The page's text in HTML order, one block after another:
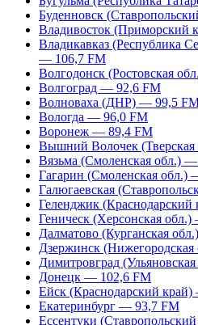
Буденновск
Владивосток (Приморский
Владикавказ (Республика
— 106,7 FM
Волгодонск (Ростовская
Волгоград — 92,6 FM
Волноваха (ДНР) — 99,5
Вологда — 96,0 FM
Воронеж — 89,4 FM
Вышний Волочек
Вязьма (Смоленская обл.)
Гагарин (Смоленская обл.)
Галюгаевская
Геленджик
Геническ (Херсонская
Далматово (Курганская
Дзержинск
Димитровград
Донецк — 102,6 FM
Ейск (Краснодарский
Екатеринбург — 93,7 FM
Ессентуки